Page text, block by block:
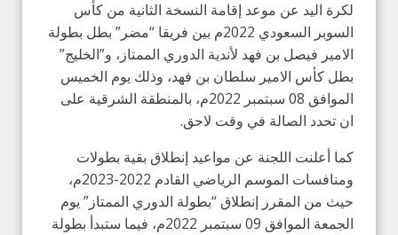
لكرة اليد عن موعد إقامة النسخة الثانية من كأس
السوبر السعودي 2022م بين فريقا “مضر” بطل بطولة
الامير فيصل بن فهد لأندية الدوري الممتاز، و”الخليج”
بطل كأس الامير سلطان بن فهد، وذلك يوم الخميس
الموافق 08 سبتمبر 2022م، بالمنطقة الشرقية على
ان تحدد الصالة في وقت لاحق.
كما أعلنت اللجنة عن مواعيد إنطلاق بقية بطولات
ومنافسات الموسم الرياضي القادم 2022-2023م،
حيث من المقرر إنطلاق “بطولة الدوري الممتاز” يوم
الجمعة الموافق 09 سبتمبر 2022م، فيما ستبدأ بطولة